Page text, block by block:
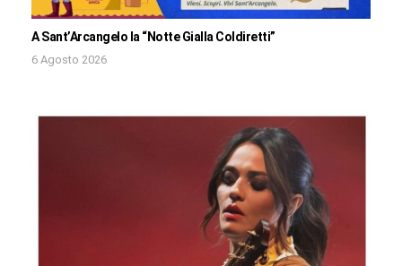
A Sant’Arcangelo la “Notte Gialla Coldiretti”
6 Agosto 2026